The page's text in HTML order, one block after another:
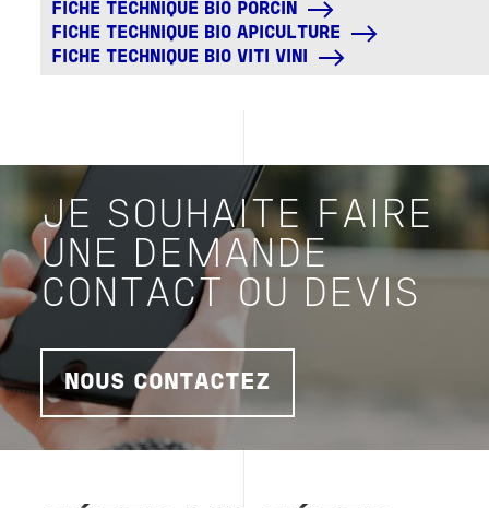
FICHE TECHNIQUE BIO PORCIN
FICHE TECHNIQUE BIO APICULTURE
FICHE TECHNIQUE BIO VITI VINI
JE SOUHAITE FAIRE
UNE DEMANDE
CONTACT OU DEVIS
NOUS CONTACTEZ